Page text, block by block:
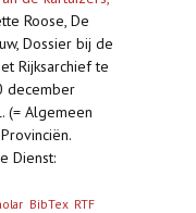
Roose, De
Dossier bij de
Rijksarchief te
december
(= Algemeen
Dienst:
BibTex RTF